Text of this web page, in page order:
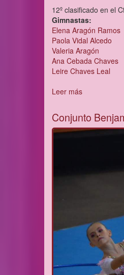
12º clasificado en el
Gimnastas:
Elena Aragón Ramos
Paola Vidal Alcedo
Valeria Aragón
Ana Cebada Chaves
Leire Chaves Leal
Leer más
Alevín
Precopa
Conjunto